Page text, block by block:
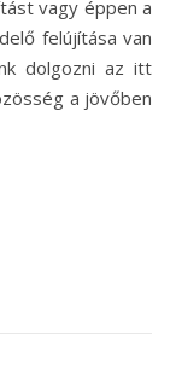
vagy éppen a
felújítása van
dolgozni az itt
a jövőben